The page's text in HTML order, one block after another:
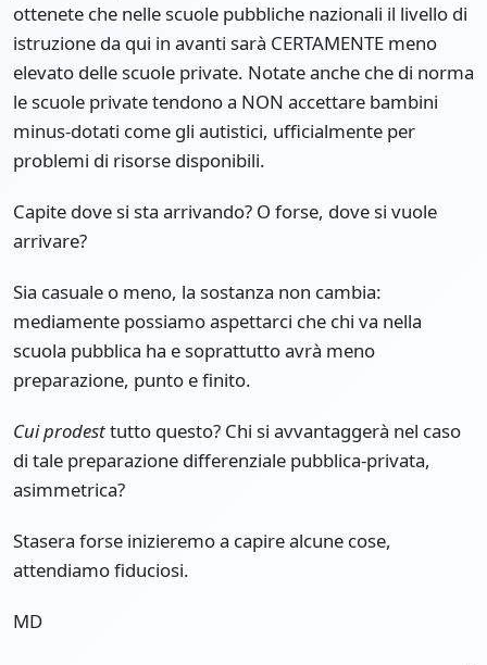
ottenete che nelle scuole pubbliche nazionali il livello di
istruzione da qui in avanti sarà CERTAMENTE meno
elevato delle scuole private. Notate anche che di norma
le scuole private tendono a NON accettare bambini
minus-dotati come gli autistici, ufficialmente per
problemi di risorse disponibili.
Capite dove si sta arrivando? O forse, dove si vuole
arrivare?
Sia casuale o meno, la sostanza non cambia:
mediamente possiamo aspettarci che chi va nella
scuola pubblica ha e soprattutto avrà meno
preparazione, punto e finito.
Cui prodesttutto questo? Chi si avvantaggerà nel caso
di tale preparazione differenziale pubblica-privata,
asimmetrica?
Stasera forse inizieremo a capire alcune cose,
attendiamo fiduciosi.
MD